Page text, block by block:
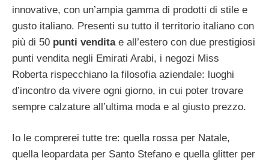
innovative, con un’ampia gamma di prodotti di stile e
gusto italiano. Presenti su tutto il territorio italiano con
più di 50 punti venditae all’estero con due prestigiosi
punti vendita negli Emirati Arabi, i negozi Miss
Roberta rispecchiano la filosofia aziendale: luoghi
d’incontro da vivere ogni giorno, in cui poter trovare
sempre calzature all’ultima moda e al giusto prezzo.
Io le comprerei tutte tre: quella rossa per Natale,
quella leopardata per Santo Stefano e quella glitter per